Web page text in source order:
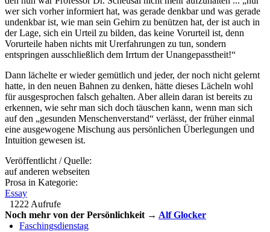
wer sich vorher informiert hat, was gerade denkbar und was gerade
undenkbar ist, wie man sein Gehirn zu benützen hat, der ist auch in
der Lage, sich ein Urteil zu bilden, das keine Vorurteil ist, denn
Vorurteile haben nichts mit Urerfahrungen zu tun, sondern
entspringen ausschließlich dem Irrtum der Unangepasstheit!“
Dann lächelte er wieder gemütlich und jeder, der noch nicht gelernt
hatte, in den neuen Bahnen zu denken, hätte dieses Lächeln wohl
für ausgesprochen falsch gehalten. Aber allein daran ist bereits zu
erkennen, wie sehr man sich doch täuschen kann, wenn man sich
auf den „gesunden Menschenverstand“ verlässt, der früher einmal
eine ausgewogene Mischung aus persönlichen Überlegungen und
Intuition gewesen ist.
Veröffentlicht / Quelle:
auf anderen webseiten
Prosa in Kategorie:
Essay
1222 Aufrufe
Noch mehr von der Persönlichkeit → Alf Glocker
Faschingsdienstag